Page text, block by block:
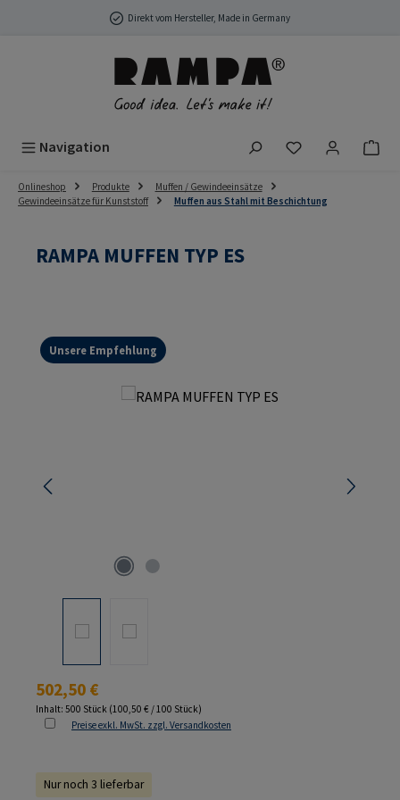
Zum Hauptinhalt springenDirekt vom Hersteller, Made in Germany
Navigation Du hast 0
Onlineshop Produkte
Muffen / Gewindeeinsätze
Gewindeeinsätze für Kunststoff
Muffen aus Stahl mit Beschichtung
RAMPA MUFFEN TYP ES
Unsere Empfehlung
Bildergalerie überspringen
Regulärer Preis:
502,50 €
Inhalt: 500 Stück (100,50 € / 100 Stück)
Preise exkl. MwSt. zzgl. Versandkosten
Nur noch 3 lieferbar